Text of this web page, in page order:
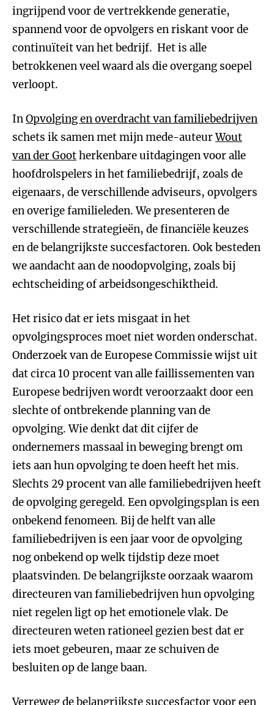
ingrijpend voor de vertrekkende generatie,
spannend voor de opvolgers en riskant voor de
continuïteit van het bedrijf. Het is alle
betrokkenen veel waard als die overgang soepel
verloopt.
InOpvolging en overdracht van familiebedrijven
schets ik samen met mijn mede-auteurWout
van der Gootherkenbare uitdagingen voor alle
hoofdrolspelers in het familiebedrijf, zoals de
eigenaars, de verschillende adviseurs, opvolgers
en overige familieleden. We presenteren de
verschillende strategieën, de financiële keuzes
en de belangrijkste succesfactoren. Ook besteden
we aandacht aan de noodopvolging, zoals bij
echtscheiding of arbeidsongeschiktheid.
Het risico dat er iets misgaat in het
opvolgingsproces moet niet worden onderschat.
Onderzoek van de Europese Commissie wijst uit
dat circa 10 procent van alle faillissementen van
Europese bedrijven wordt veroorzaakt door een
slechte of ontbrekende planning van de
opvolging. Wie denkt dat dit cijfer de
ondernemers massaal in beweging brengt om
iets aan hun opvolging te doen heeft het mis.
Slechts 29 procent van alle familiebedrijven heeft
de opvolging geregeld. Een opvolgingsplan is een
onbekend fenomeen. Bij de helft van alle
familiebedrijven is een jaar voor de opvolging
nog onbekend op welk tijdstip deze moet
plaatsvinden. De belangrijkste oorzaak waarom
directeuren van familiebedrijven hun opvolging
niet regelen ligt op het emotionele vlak. De
directeuren weten rationeel gezien best dat er
iets moet gebeuren, maar ze schuiven de
besluiten op de lange baan.
Verreweg de belangrijkste succesfactor voor een